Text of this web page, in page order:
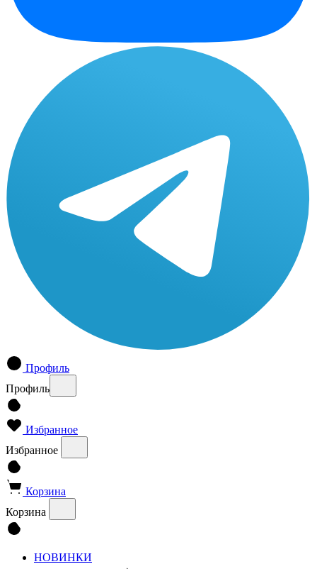
Профиль
Профиль
Избранное
Избранное
Корзина
Корзина
НОВИНКИ